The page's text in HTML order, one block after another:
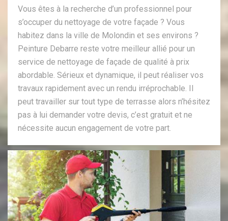
Vous êtes à la recherche d’un professionnel pour
s’occuper du nettoyage de votre façade ? Vous
habitez dans la ville de Molondin et ses environs ?
Peinture Debarre reste votre meilleur allié pour un
service de nettoyage de façade de qualité à prix
abordable. Sérieux et dynamique, il peut réaliser vos
travaux rapidement avec un rendu irréprochable. Il
peut travailler sur tout type de terrasse alors n’hésitez
pas à lui demander votre devis, c’est gratuit et ne
nécessite aucun engagement de votre part.